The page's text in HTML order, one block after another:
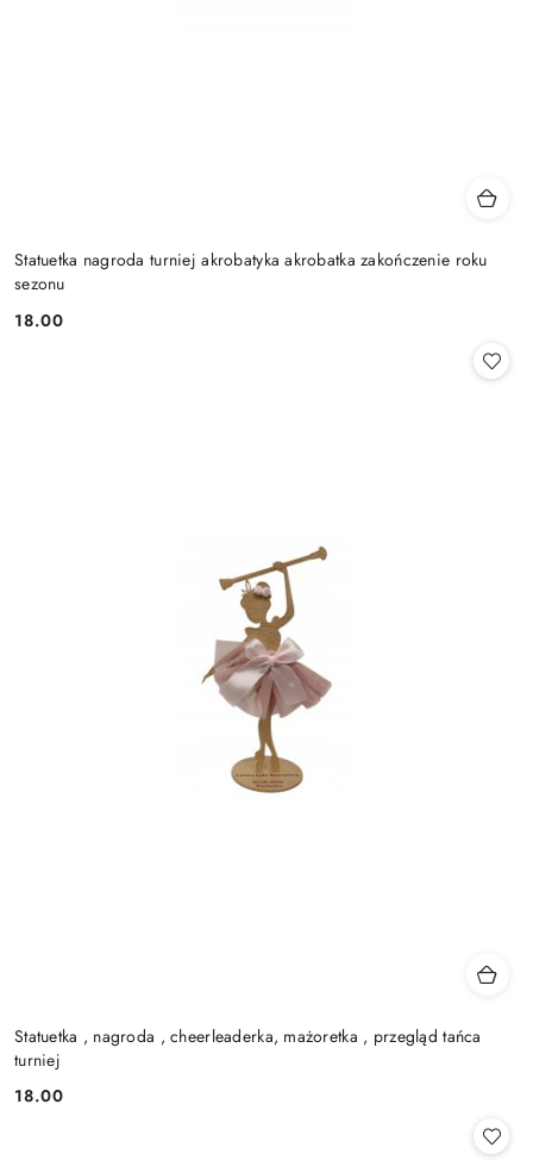
Statuetka nagroda turniej akrobatyka akrobatka zakończenie roku
sezonu
Cena:
18.00
Statuetka , nagroda , cheerleaderka, mażoretka , przegląd tańca
turniej
Cena:
18.00